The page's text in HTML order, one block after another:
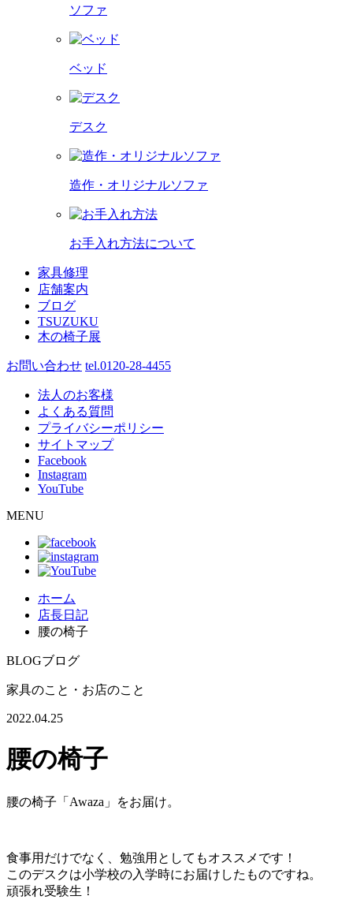
ソファ
ベッド
デスク
造作・オリジナルソファ
お手入れ方法について
家具修理
店舗案内
ブログ
TSUZUKU
木の椅子展
お問い合わせ tel.0120-28-4455
法人のお客様
よくある質問
プライバシーポリシー
サイトマップ
Facebook
Instagram
YouTube
MENU
ホーム
店長日記
腰の椅子
BLOGブログ
家具のこと・お店のこと
2022.04.25
腰の椅子
腰の椅子「Awaza」をお届け。
食事用だけでなく、勉強用としてもオススメです！
このデスクは小学校の入学時にお届けしたものですね。
頑張れ受験生！